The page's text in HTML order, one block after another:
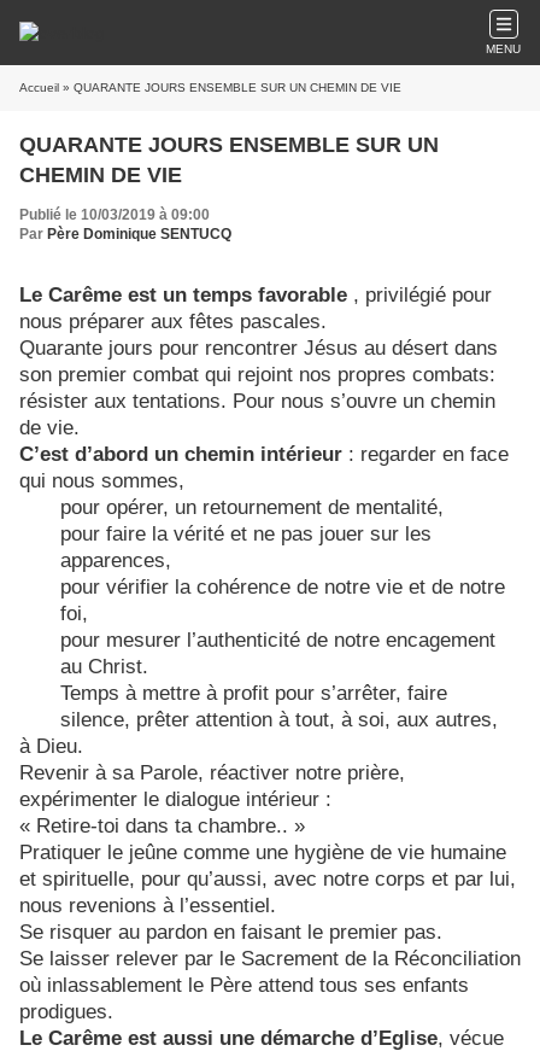
MENU
Accueil » QUARANTE JOURS ENSEMBLE SUR UN CHEMIN DE VIE
QUARANTE JOURS ENSEMBLE SUR UN
CHEMIN DE VIE
Publié le 10/03/2019 à 09:00
Par Père Dominique SENTUCQ
Le Carême est un temps favorable , privilégié pour
nous préparer aux fêtes pascales.
Quarante jours pour rencontrer Jésus au désert dans
son premier combat qui rejoint nos propres combats:
résister aux tentations. Pour nous s’ouvre un chemin
de vie.
C’est d’abord un chemin intérieur : regarder en face
qui nous sommes,
pour opérer, un retournement de mentalité,
pour faire la vérité et ne pas jouer sur les
apparences,
pour vérifier la cohérence de notre vie et de notre
foi,
pour mesurer l’authenticité de notre encagement
au Christ.
Temps à mettre à profit pour s’arrêter, faire
silence, prêter attention à tout, à soi, aux autres,
à Dieu.
Revenir à sa Parole, réactiver notre prière,
expérimenter le dialogue intérieur :
« Retire-toi dans ta chambre.. »
Pratiquer le jeûne comme une hygiène de vie humaine
et spirituelle, pour qu’aussi, avec notre corps et par lui,
nous revenions à l’essentiel.
Se risquer au pardon en faisant le premier pas.
Se laisser relever par le Sacrement de la Réconciliation
où inlassablement le Père attend tous ses enfants
prodigues.
Le Carême est aussi une démarche d’Eglise, vécue